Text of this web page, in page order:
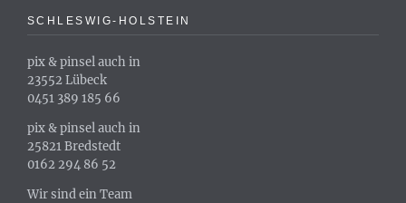
SCHLESWIG-HOLSTEIN
pix & pinsel auch in
23552 Lübeck
0451 389 185 66
pix & pinsel auch in
25821 Bredstedt
0162 294 86 52
Wir sind ein Team